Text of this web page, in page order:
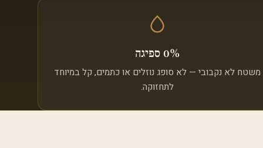
0% ספיגה
משטח לא נקבובי — לא סופג נוזלים או כתמים, קל במיוחד
לתחזוקה.